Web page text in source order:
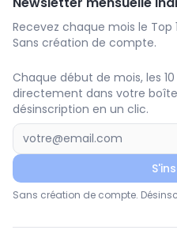
Recevez chaque mois le Top
Sans création de compte.
Chaque début de mois, les
directement dans votre
désinscription en un clic.
Sans création de compte.